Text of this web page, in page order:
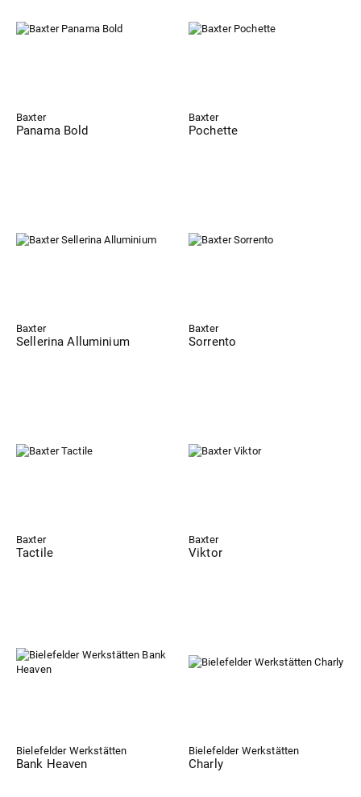
Baxter
Panama Bold
Baxter
Pochette
Baxter
Sellerina Alluminium
Baxter
Sorrento
Baxter
Tactile
Baxter
Viktor
Bielefelder Werkstätten
Bank Heaven
Bielefelder Werkstätten
Charly